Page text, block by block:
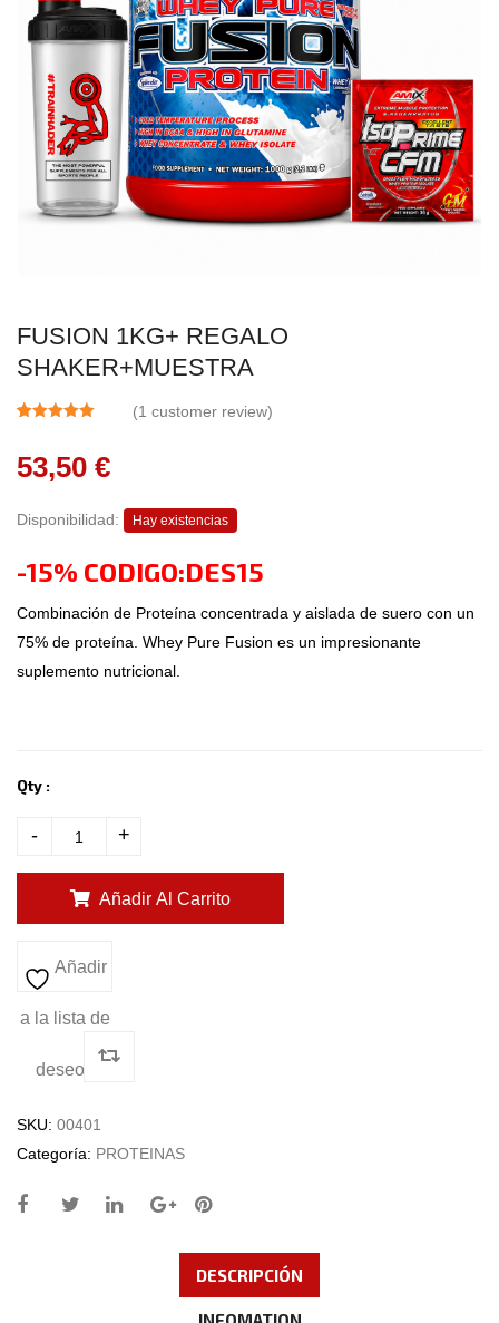
FUSION 1KG+ REGALO
SHAKER+MUESTRA
customer
rating
(1 customer review)
53,50 €
Disponibilidad: Hay existencias
-15% CODIGO:DES15
Combinación de Proteína concentrada y aislada de suero con un
75% de proteína. Whey Pure Fusion es un impresionante
suplemento nutricional.
Qty :
- +
Añadir Al Carrito
Añadir
a la lista de
deseos
SKU: 00401
Categoría: PROTEINAS
DESCRIPCIÓN